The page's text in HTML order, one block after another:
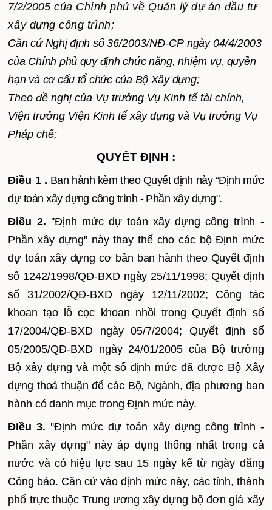
7/2/2005 của Chính phủ về Quản lý dự án đầu tư
xây dựng công trình;
Căn cứ Nghị định số36/2003/NĐ-CP ngày 04/4/2003
của Chính phủ quy định chức năng, nhiệm vụ, quyền
hạn và cơ cấu tổ chức của Bộ Xây dựng;
Theo đề nghị của Vụ trưởng Vụ Kinh tế tài chính,
Viện trưởng Viện Kinh tế xây dựng và Vụ trưởng Vụ
Pháp chế;
QUYẾT ĐỊNH :
Điều 1 . Ban hành kèm theo Quyết định này “Định mức
dự toán xây dựng công trình - Phần xây dựng".
Điều 2. ''Định mức dự toán xây dựng công trình -
Phần xây dựng" này thay thế cho các bộ Định mức
dự toán xây dựng cơ bản ban hành theo Quyết định
số 1242/1998/QĐ-BXD ngày25/11/1998; Quyết định
số31/2002/QĐ-BXD ngày 12/11/2002; Công tác
khoan tạo lỗ cọc khoan nhồi trong Quyết định số
17/2004/QĐ-BXD ngày05/7/2004; Quyết định số
05/2005/QĐ-BXD ngày24/01/2005 của Bộ trưởng
Bộ xây dựng và một số định mức đã được Bộ Xây
dựng thoả thuận để các Bộ, Ngành, địa phương ban
hành có danh mục trong Định mức này.
Điều 3. ''Định mức dự toán xây dựng công trình -
Phần xây dựng" này áp dụng thống nhất trong cả
nước và có hiệu lực sau 15 ngày kể từ ngày đăng
Công báo. Căn cứ vào định mức này, các tỉnh, thành
phố trực thuộc Trung ương xây dựng bộ đơn giá xây